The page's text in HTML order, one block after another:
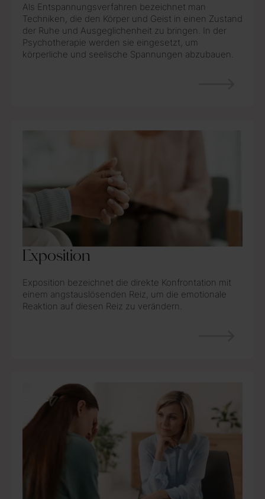
Als Entspannungsverfahren bezeichnet man
Techniken, die den Körper und Geist in einen Zustand
der Ruhe und Ausgeglichenheit zu bringen. In der
Psychotherapie werden sie eingesetzt, um
körperliche und seelische Spannungen abzubauen.
Exposition
Exposition bezeichnet die direkte Konfrontation mit
einem angstauslösenden Reiz, um die emotionale
Reaktion auf diesen Reiz zu verändern.